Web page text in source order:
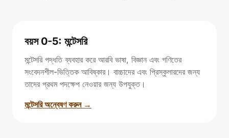
বয়স 0-5: মন্টেসরি
মন্টেসরি পদ্ধতি ব্যবহার করে আরবি ভাষা, বিজ্ঞান এবং গণিতের
সংবেদনশীল-ভিত্তিক আবিষ্কার। বাচ্চাদের এবং প্রিস্কুলারদের জন্য
তাদের প্রথম পদক্ষেপ নেওয়ার জন্য উপযুক্ত।
মন্টেসরি অন্বেষণ করুন →